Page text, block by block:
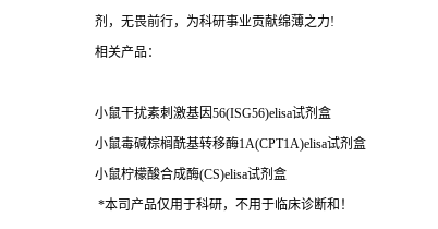
剂，无畏前行，为科研事业贡献绵薄之力!
相关产品：
小鼠干扰素刺激基因56(ISG56)elisa试剂盒
小鼠毒碱棕榈酰基转移酶1A(CPT1A)elisa试剂盒
小鼠柠檬酸合成酶(CS)elisa试剂盒
*本司产品仅用于科研，不用于临床诊断和！